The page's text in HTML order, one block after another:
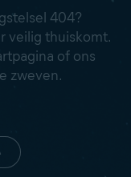
404?
veilig thuiskomt.
of ons
zweven.